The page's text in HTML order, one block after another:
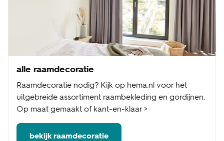
alle raamdecoratie
Raamdecoratie nodig? Kijk op hema.nl voor het
uitgebreide assortiment raambekleding en gordijnen.
Op maat gemaakt of kant-en-klaar >
bekijk raamdecoratie